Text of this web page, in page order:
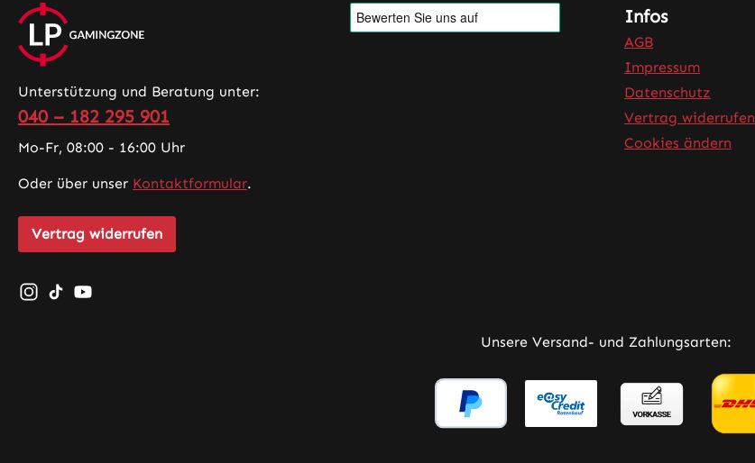
Unterstützung und Beratung unter:
040 – 182 295 901
Mo-Fr, 08:00 - 16:00 Uhr
Oder über unser Kontaktformular.
Vertrag widerrufen
Schau auf Instagram vorbei – öffnet in neuem Tab (externer Link)
Sieh dir unsere TikTok-Videos an – öffnet in neuem Tab (externer Link)
Sieh dir unsere Videos auf YouTube an – öffnet in neuem Tab (externer Link)
Infos
AGB
Impressum
Datenschutz
Vertrag widerrufen
Cookies ändern
Unsere Versand- und Zahlungsarten: